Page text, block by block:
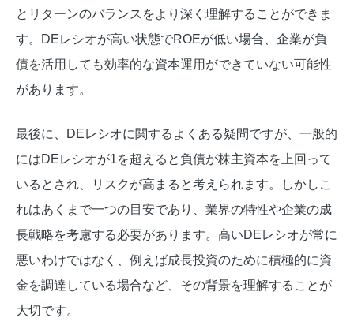
とリターンのバランスをより深く理解することができま
す。DEレシオが高い状態でROEが低い場合、企業が負
債を活用しても効率的な資本運用ができていない可能性
があります。
最後に、DEレシオに関するよくある疑問ですが、一般的
にはDEレシオが1を超えると負債が株主資本を上回って
いるとされ、リスクが高まると考えられます。しかしこ
れはあくまで一つの目安であり、業界の特性や企業の成
長戦略を考慮する必要があります。高いDEレシオが常に
悪いわけではなく、例えば成長投資のために積極的に資
金を調達している場合など、その背景を理解することが
大切です。